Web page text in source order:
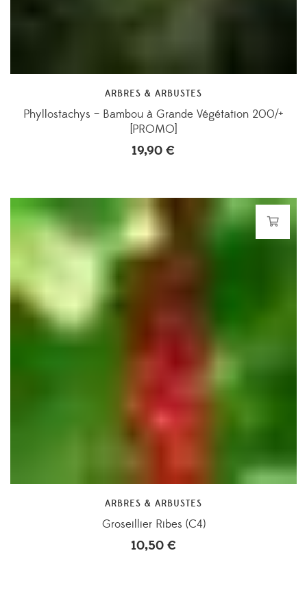
ARBRES & ARBUSTES
Phyllostachys – Bambou à Grande Végétation 200/+
[PROMO]
19,90 €
ARBRES & ARBUSTES
Groseillier Ribes (C4)
10,50 €